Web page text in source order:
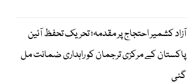
آزاد کشمیر احتجاج پر مقدمہ؛ تحریک تحفظ آئین
پاکستان کے مرکزی ترجمان کو راہداری ضمانت مل
گئی